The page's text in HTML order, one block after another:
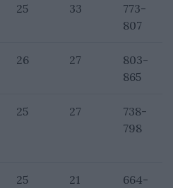
25 33
773-
807
26 27
803-
865
25 27
738-
798
25 21
664-